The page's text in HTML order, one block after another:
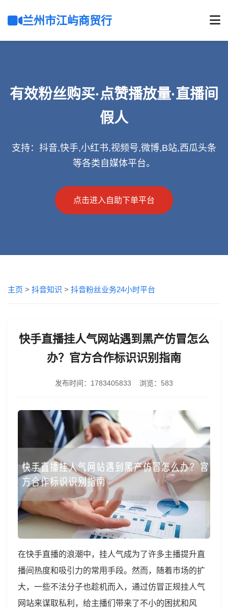
兰州市江屿商贸行
有效粉丝购买·点赞播放量·直播间
假人
支持：抖音,快手,小红书,视频号,微博,B站,西瓜头条
等各类自媒体平台。
点击进入自助下单平台
主页 > 抖音知识 > 抖音粉丝业务24小时平台
快手直播挂人气网站遇到黑产仿冒怎么
办？官方合作标识识别指南
发布时间：1783405833 浏览：583
在快手直播的浪潮中，挂人气成为了许多主播提升直
播间热度和吸引力的常用手段。然而，随着市场的扩
大，一些不法分子也趁机而入，通过仿冒正规挂人气
网站来谋取私利，给主播们带来了不小的困扰和风